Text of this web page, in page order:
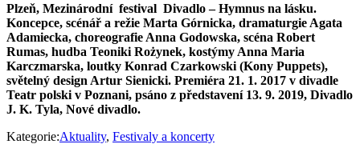
Plzeň, Mezinárodní festival Divadlo – Hymnus na lásku.
Koncepce, scénář a režie Marta Górnicka, dramaturgie Agata
Adamiecka, choreografie Anna Godowska, scéna Robert
Rumas, hudba Teoniki Rożynek, kostýmy Anna Maria
Karczmarska, loutky Konrad Czarkowski (Kony Puppets),
světelný design Artur Sienicki. Premiéra 21. 1. 2017 v divadle
Teatr polski v Poznani, psáno z představení 13. 9. 2019, Divadlo
J. K. Tyla, Nové divadlo.
Kategorie:Aktuality, Festivaly a koncerty